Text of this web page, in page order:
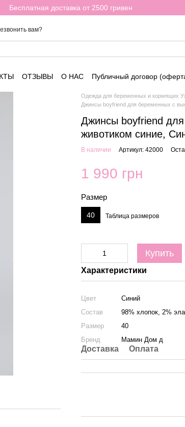
Бесплатная доставка от 2500 гривен
вам?
ОТЗЫВЫ О НАС Публичный договор
Одежда для беременных и кормящих
Джинсы boyfriend для беременных с
Джинсы boyfriend
животиком синие,
В наличии Артикул: 42000
1 990 грн
Размер
40 Таблица размеров
Купить
Характеристики
Цвет
Синий
Состав
98% хлопок, 2%
Размер
40
Бренд
Мамин Дом д
Доставка Оплата